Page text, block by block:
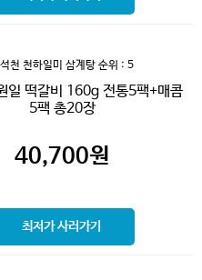
천 천하일미 삼계탕 순위 : 5
일 떡갈비 160g 전통5팩+매콤
5팩 총20장
40,700원
최저가 사러가기